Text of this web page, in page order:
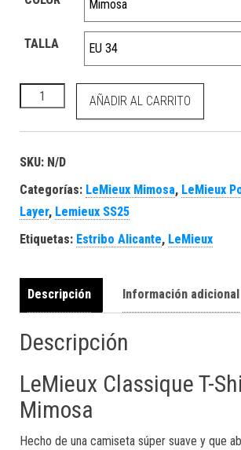
TALLA
Classique T-Shirt Mimosa cantidad
AÑADIR AL CARRITO
SKU: N/D
Categorías: LeMieux Mimosa, LeMieux
Layer, Lemieux SS25
Etiquetas: Estribo Alicante, LeMieux
Descripción Información adicional
Descripción
LeMieux Classique T-
Mimosa
Hecho de una camiseta súper suave y que